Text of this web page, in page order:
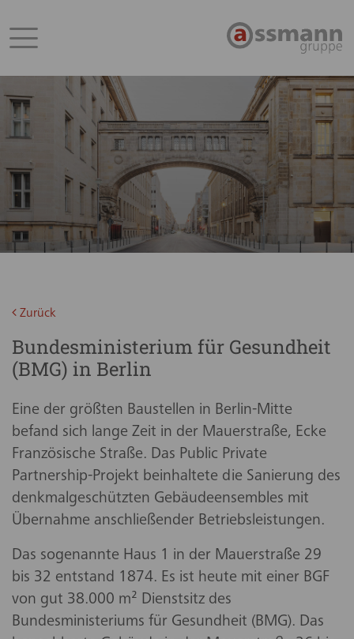
Zurück
Bundesministerium für Gesundheit
(BMG) in Berlin
Eine der größten Baustellen in Berlin-Mitte
befand sich lange Zeit in der Mauerstraße, Ecke
Französische Straße. Das Public Private
Partnership-Projekt beinhaltete die Sanierung des
denkmalgeschützten Gebäudeensembles mit
Übernahme anschließender Betriebsleistungen.
Das sogenannte Haus 1 in der Mauerstraße 29
bis 32 entstand 1874. Es ist heute mit einer BGF
von gut 38.000 m² Dienstsitz des
Bundesministeriums für Gesundheit (BMG). Das